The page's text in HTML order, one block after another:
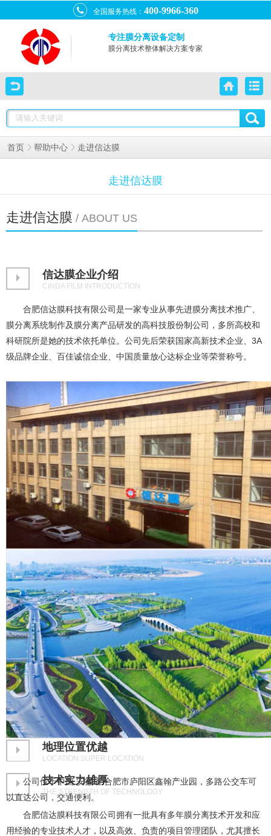
全国服务热线： 400-9966-360
专注膜分离设备定制
膜分离技术整体解决方案专家
首页 帮助中心 走进信达膜
走进信达膜
走进信达膜 / ABOUT US
信达膜企业介绍
CINDA FILM INTRODUCTION
合肥信达膜科技有限公司是一家专业从事先进膜分离技术推广、
膜分离系统制作及膜分离产品研发的高科技股份制公司，多所高校和
科研院所是她的技术依托单位。公司先后荣获国家高新技术企业、3A
级品牌企业、百佳诚信企业、中国质量放心达标企业等荣誉称号。
地理位置优越
LOCATION SUPER LOCATION
公司位于中国.安徽省.合肥市庐阳区鑫翰产业园，多路公交车可
以直达公司，交通便利。
技术实力雄厚
THE STRENGTH OF TECHNOLOGY
合肥信达膜科技有限公司拥有一批具有多年膜分离技术开发和应
用经验的专业技术人才，以及高效、负责的项目管理团队，尤其擅长